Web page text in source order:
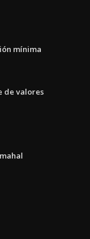
mínima
de valores